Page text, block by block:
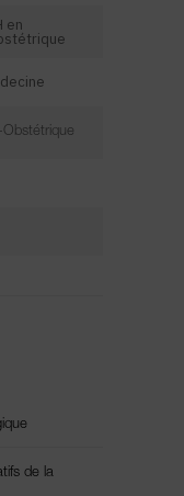
en
de la